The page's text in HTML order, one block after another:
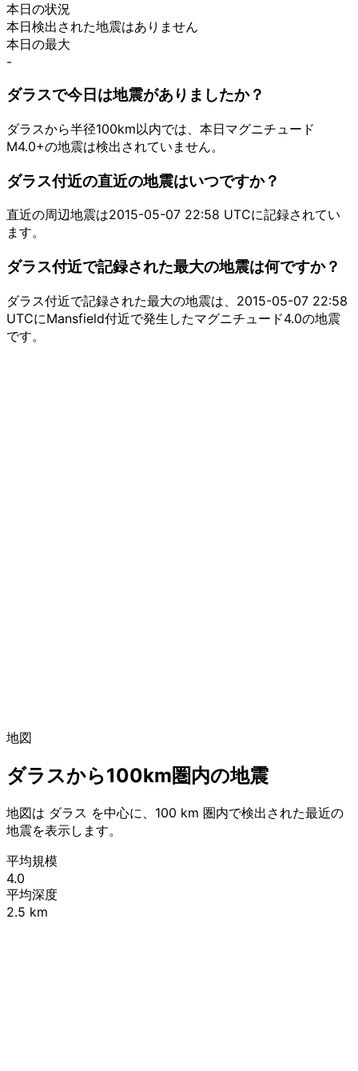
本日の状況
本日検出された地震はありません
本日の最大
-
ダラスで今日は地震がありましたか？
ダラスから半径100km以内では、本日マグニチュード
M4.0+の地震は検出されていません。
ダラス付近の直近の地震はいつですか？
直近の周辺地震は2015-05-07 22:58 UTCに記録されてい
ます。
ダラス付近で記録された最大の地震は何ですか？
ダラス付近で記録された最大の地震は、2015-05-07 22:58
UTCにMansfield付近で発生したマグニチュード4.0の地震
です。
地図
ダラスから100km圏内の地震
地図は ダラス を中心に、100 km 圏内で検出された最近の
地震を表示します。
平均規模
4.0
平均深度
2.5 km